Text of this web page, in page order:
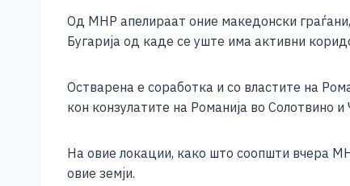
Од МНР апелираат оние македонски
Бугарија од каде се уште има активни
Остварена е соработка и со властите на
кон конзулатите на Романија во Солотвино
На овие локации, како што соопшти вчера
овие земји.